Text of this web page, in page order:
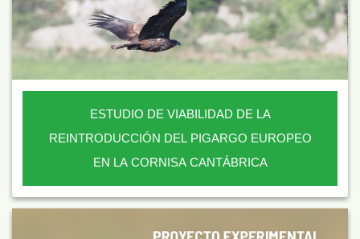
ESTUDIO DE VIABILIDAD DE LA
REINTRODUCCIÓN DEL PIGARGO EUROPEO
EN LA CORNISA CANTÁBRICA